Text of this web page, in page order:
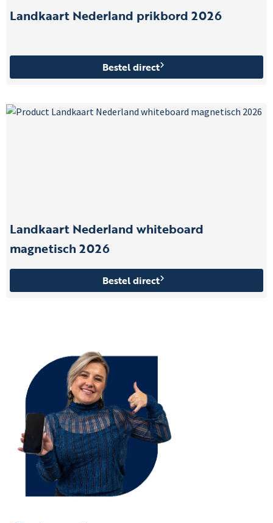
Landkaart Nederland prikbord 2026
Bestel direct
Landkaart Nederland whiteboard
magnetisch 2026
Bestel direct